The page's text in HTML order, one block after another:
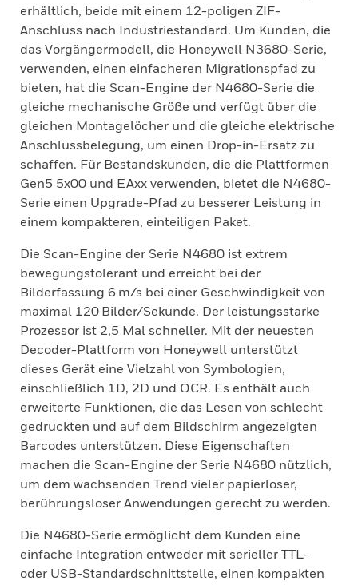
erhältlich, beide mit einem 12-poligen ZIF-
Anschluss nach Industriestandard. Um Kunden, die
das Vorgängermodell, die Honeywell N3680-Serie,
verwenden, einen einfacheren Migrationspfad zu
bieten, hat die Scan-Engine der N4680-Serie die
gleiche mechanische Größe und verfügt über die
gleichen Montagelöcher und die gleiche elektrische
Anschlussbelegung, um einen Drop-in-Ersatz zu
schaffen. Für Bestandskunden, die die Plattformen
Gen5 5x00 und EAxx verwenden, bietet die N4680-
Serie einen Upgrade-Pfad zu besserer Leistung in
einem kompakteren, einteiligen Paket.
Die Scan-Engine der Serie N4680 ist extrem
bewegungstolerant und erreicht bei der
Bilderfassung 6 m/s bei einer Geschwindigkeit von
maximal 120 Bilder/Sekunde. Der leistungsstarke
Prozessor ist 2,5 Mal schneller. Mit der neuesten
Decoder-Plattform von Honeywell unterstützt
dieses Gerät eine Vielzahl von Symbologien,
einschließlich 1D, 2D und OCR. Es enthält auch
erweiterte Funktionen, die das Lesen von schlecht
gedruckten und auf dem Bildschirm angezeigten
Barcodes unterstützen. Diese Eigenschaften
machen die Scan-Engine der Serie N4680 nützlich,
um dem wachsenden Trend vieler papierloser,
berührungsloser Anwendungen gerecht zu werden.
Die N4680-Serie ermöglicht dem Kunden eine
einfache Integration entweder mit serieller TTL-
oder USB-Standardschnittstelle, einen kompakten